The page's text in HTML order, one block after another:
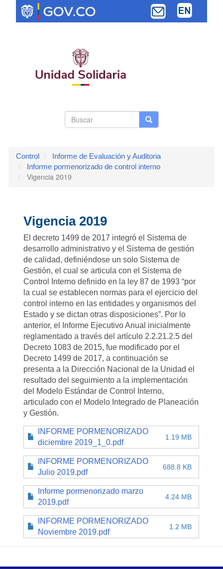
contenido
Buscar Buscar
Control
Informe de Evaluación y Auditoria
Informe pormenorizado de control interno
Vigencia 2019
Vigencia 2019
El decreto 1499 de 2017 integró el Sistema de
desarrollo administrativo y el Sistema de gestión
de calidad, definiéndose un solo Sistema de
Gestión, el cual se articula con el Sistema de
Control Interno definido en la ley 87 de 1993 “por
la cual se establecen normas para el ejercicio del
control interno en las entidades y organismos del
Estado y se dictan otras disposiciones”. Por lo
anterior, el Informe Ejecutivo Anual inicialmente
reglamentado a través del artículo 2.2.21.2.5 del
Decreto 1083 de 2015, fue modificado por el
Decreto 1499 de 2017, a continuación se
presenta a la Dirección Nacional de la Unidad el
resultado del seguimiento a la implementación
del Modelo Estándar de Control Interno,
articulado con el Modelo Integrado de Planeación
y Gestión.
INFORME PORMENORIZADO
diciembre 2019_1_0.pdf
1.19 MB
INFORME PORMENORIZADO
Julio 2019.pdf
688.8 KB
Informe pormenorizado marzo
2019.pdf
4.24 MB
INFORME PORMENORIZADO
Noviembre 2019.pdf
1.2 MB